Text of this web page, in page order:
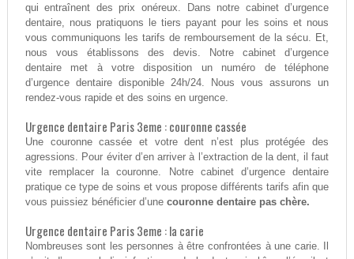
qui entraînent des prix onéreux. Dans notre cabinet d’urgence
dentaire, nous pratiquons le tiers payant pour les soins et nous
vous communiquons les tarifs de remboursement de la sécu. Et,
nous vous établissons des devis. Notre cabinet d’urgence
dentaire met à votre disposition un numéro de téléphone
d’urgence dentaire disponible 24h/24. Nous vous assurons un
rendez-vous rapide et des soins en urgence.
Urgence dentaire Paris 3eme : couronne cassée
Une couronne cassée et votre dent n’est plus protégée des
agressions. Pour éviter d’en arriver à l’extraction de la dent, il faut
vite remplacer la couronne. Notre cabinet d’urgence dentaire
pratique ce type de soins et vous propose différents tarifs afin que
vous puissiez bénéficier d’une couronne dentaire pas chère.
Urgence dentaire Paris 3eme : la carie
Nombreuses sont les personnes à être confrontées à une carie. Il